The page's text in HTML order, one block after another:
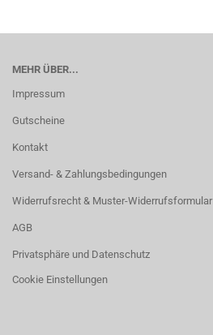
MEHR ÜBER...
Impressum
Gutscheine
Kontakt
Versand- & Zahlungsbedingungen
Widerrufsrecht & Muster-Widerrufsformular
AGB
Privatsphäre und Datenschutz
Cookie Einstellungen